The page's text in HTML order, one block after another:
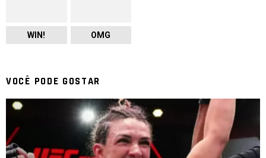
WIN! OMG
VOCÊ PODE GOSTAR